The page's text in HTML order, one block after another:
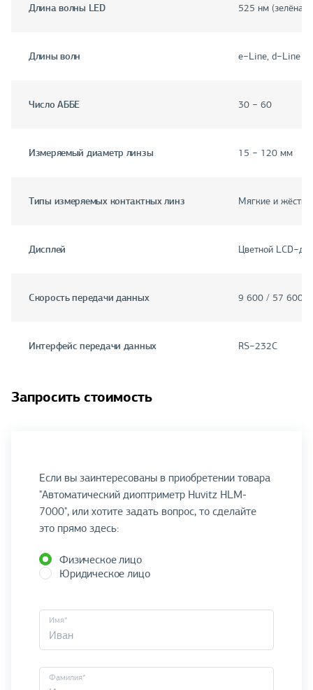
Длина волны LED 525 нм (зелёная)
Длины волн e−Line, d−Line
Число АББЕ 30 − 60
Измеряемый диаметр линзы 15 − 120 мм
Типы измеряемых контактных линз Мягкие и
Дисплей Цветной
Скорость передачи данных 9 600 / 57 600 /
Интерфейс передачи данных RS−232C
Запросить стоимость
Если вы заинтересованы в приобретении товара
"Автоматический диоптриметр Huvitz HLM-
7000", или хотите задать вопрос, то сделайте
это прямо здесь:
Физическое лицо
Юридическое лицо
Имя*
Фамилия*